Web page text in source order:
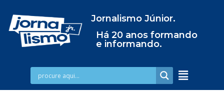
Jornalismo Júnior.
Há 20 anos formando
e informando.